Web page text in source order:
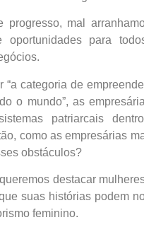
progresso, mal
oportunidades para
“a categoria de
o mundo”, as
patriarcais
como as empresárias
obstáculos?
destacar
suas histórias podem
feminino.